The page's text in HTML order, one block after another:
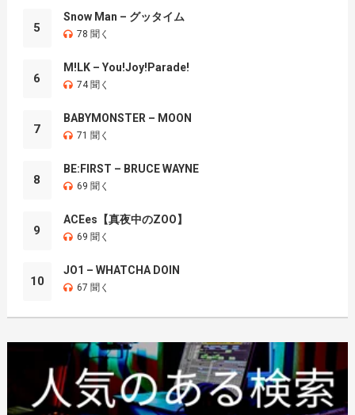
5
Snow Man – グッタイム
78 聞く
6
M!LK – You!Joy!Parade!
74 聞く
7
BABYMONSTER – MOON
71 聞く
8
BE:FIRST – BRUCE WAYNE
69 聞く
9
ACEes【真夜中のZOO】
69 聞く
10
JO1 – WHATCHA DOIN
67 聞く